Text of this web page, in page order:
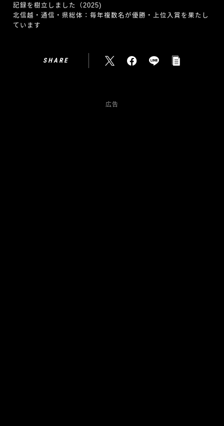
記録を樹立しました（2025)
北信越・通信・県総体：毎年複数名が優勝・上位入賞を果たし
ています
SHARE
広告